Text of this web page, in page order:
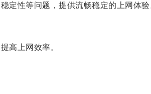
性等问题，提供流畅稳定的上网体验
高上网效率。